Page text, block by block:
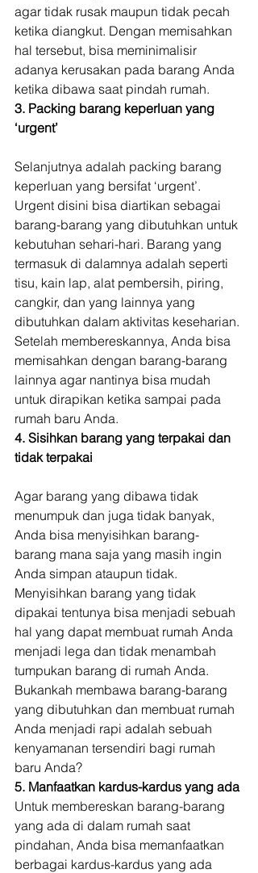
agar tidak rusak maupun tidak pecah
ketika diangkut. Dengan memisahkan
hal tersebut, bisa meminimalisir
adanya kerusakan pada barang Anda
ketika dibawa saat pindah rumah.
3. Packing barang keperluan yang
‘urgent’
Selanjutnya adalah packing barang
keperluan yang bersifat ‘urgent’.
Urgent disini bisa diartikan sebagai
barang-barang yang dibutuhkan untuk
kebutuhan sehari-hari. Barang yang
termasuk di dalamnya adalah seperti
tisu, kain lap, alat pembersih, piring,
cangkir, dan yang lainnya yang
dibutuhkan dalam aktivitas keseharian.
Setelah membereskannya, Anda bisa
memisahkan dengan barang-barang
lainnya agar nantinya bisa mudah
untuk dirapikan ketika sampai pada
rumah baru Anda.
4. Sisihkan barang yang terpakai dan
tidak terpakai
Agar barang yang dibawa tidak
menumpuk dan juga tidak banyak,
Anda bisa menyisihkan barang-
barang mana saja yang masih ingin
Anda simpan ataupun tidak.
Menyisihkan barang yang tidak
dipakai tentunya bisa menjadi sebuah
hal yang dapat membuat rumah Anda
menjadi lega dan tidak menambah
tumpukan barang di rumah Anda.
Bukankah membawa barang-barang
yang dibutuhkan dan membuat rumah
Anda menjadi rapi adalah sebuah
kenyamanan tersendiri bagi rumah
baru Anda?
5. Manfaatkan kardus-kardus yang ada
Untuk membereskan barang-barang
yang ada di dalam rumah saat
pindahan, Anda bisa memanfaatkan
berbagai kardus-kardus yang ada